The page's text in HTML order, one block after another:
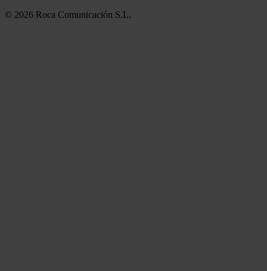
© 2026 Roca Comunicación S.L.